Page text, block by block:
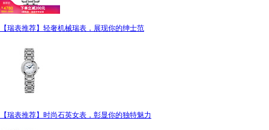
【瑞表推荐】轻奢机械瑞表，展现你的绅士范
【瑞表推荐】时尚石英女表，彰显你的独特魅力